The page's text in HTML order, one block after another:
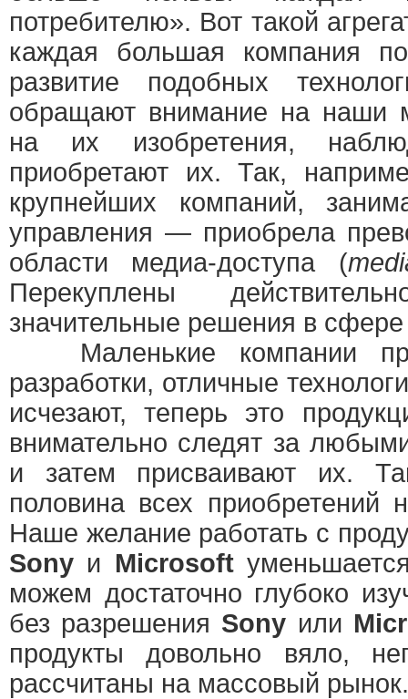
потребителю». Вот такой
каждая большая компания
развитие подобных
обращают внимание на наши
на их изобретения,
приобретают их. Так,
крупнейших компаний,
управления — приобрела
области медиа-доступа (
Перекуплены
значительные решения в
Маленькие компании
разработки, отличные
исчезают, теперь это
внимательно следят за
и затем присваивают их.
половина всех приобретений
Наше желание работать с
Sony и Microsoft
можем достаточно глубоко
без разрешения Sony или
продукты довольно вяло,
рассчитаны на массовый рынок.